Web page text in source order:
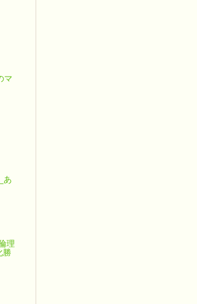
マ
あ
理
勝